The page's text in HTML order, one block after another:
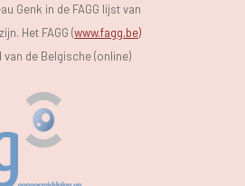
Genk in de FAGG lijst van
Het FAGG (www.fagg.be)
de Belgische (online)